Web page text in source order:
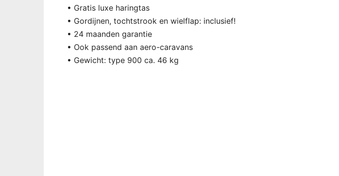
• Gratis luxe haringtas
• Gordijnen, tochtstrook en wielflap: inclusief!
• 24 maanden garantie
• Ook passend aan aero-caravans
• Gewicht: type 900 ca. 46 kg